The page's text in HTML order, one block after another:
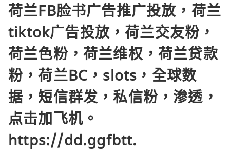
荷兰FB脸书广告推广投放，荷兰
tiktok广告投放，荷兰交友粉，
荷兰色粉，荷兰维权，荷兰贷款
粉，荷兰BC，slots，全球数
据，短信群发，私信粉，渗透，
点击加飞机。
https://dd.ggfbtt.